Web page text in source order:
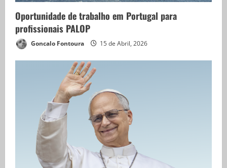
Oportunidade de trabalho em Portugal para
profissionais PALOP
Goncalo Fontoura 15 de Abril, 2026